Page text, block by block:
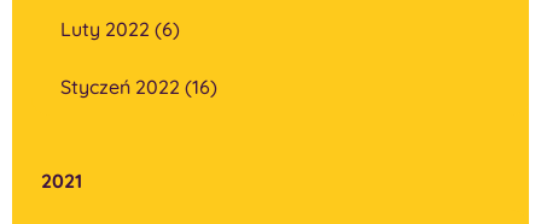
Luty 2022 (6)
Styczeń 2022 (16)
2021